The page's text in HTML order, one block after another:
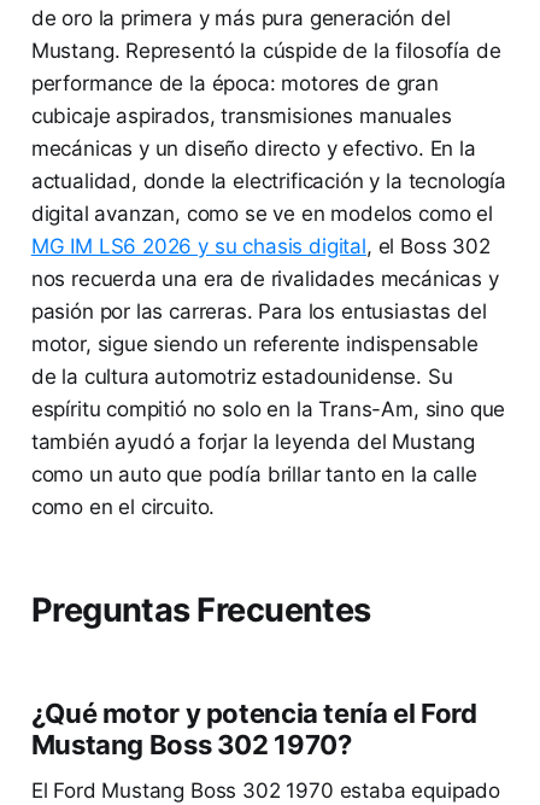
de oro la primera y más pura generación del
Mustang. Representó la cúspide de la filosofía de
performance de la época: motores de gran
cubicaje aspirados, transmisiones manuales
mecánicas y un diseño directo y efectivo. En la
actualidad, donde la electrificación y la tecnología
digital avanzan, como se ve en modelos como el
MG IM LS6 2026 y su chasis digital, el Boss 302
nos recuerda una era de rivalidades mecánicas y
pasión por las carreras. Para los entusiastas del
motor, sigue siendo un referente indispensable
de la cultura automotriz estadounidense. Su
espíritu compitió no solo en la Trans-Am, sino que
también ayudó a forjar la leyenda del Mustang
como un auto que podía brillar tanto en la calle
como en el circuito.
Preguntas Frecuentes
¿Qué motor y potencia tenía el Ford
Mustang Boss 302 1970?
El Ford Mustang Boss 302 1970 estaba equipado